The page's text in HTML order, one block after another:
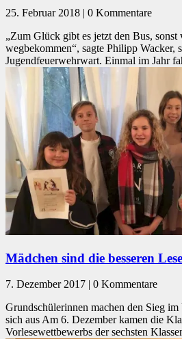
25. Februar 2018 | 0 Kommentare
„Zum Glück gibt es jetzt den Bus,
wegbekommen“, sagte Philipp Wacker,
Jugendfeuerwehrwart. Einmal im Jahr
Mädchen sind die besseren
7. Dezember 2017 | 0 Kommentare
Grundschülerinnen machen den Sieg
sich aus Am 6. Dezember kamen die
Vorlesewettbewerbs der sechsten